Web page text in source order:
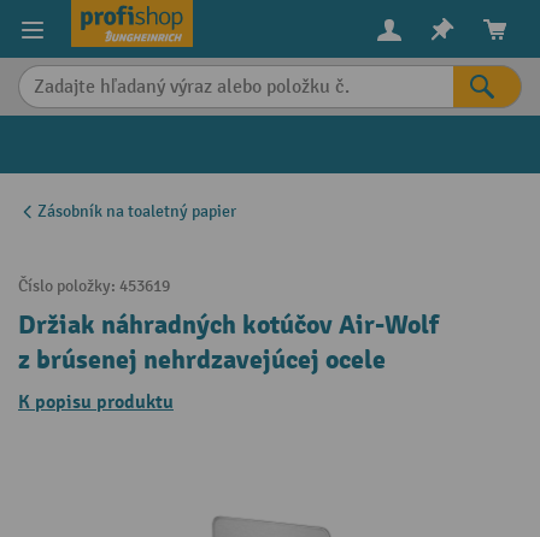
content
Zásobník na toaletný papier
Číslo položky: 453619
Držiak náhradných kotúčov Air-Wolf
z brúsenej nehrdzavejúcej ocele
K popisu produktu